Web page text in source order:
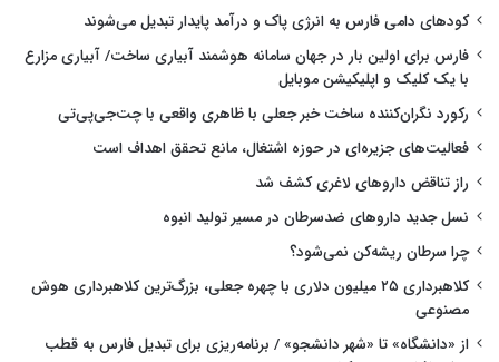
کودهای دامی فارس به انرژی پاک و درآمد پایدار تبدیل می‌شوند
فارس برای اولین بار در جهان سامانه هوشمند آبیاری ساخت/ آبیاری مزارع
با یک کلیک و اپلیکیشن موبایل
رکورد نگران‌کننده ساخت خبر جعلی با ظاهری واقعی با چت‌جی‌پی‌تی
فعالیت‌های جزیره‌ای در حوزه اشتغال، مانع تحقق اهداف است
راز تناقض داروهای لاغری کشف شد
نسل جدید داروهای ضدسرطان در مسیر تولید انبوه
چرا سرطان ریشه‌کن نمی‌شود؟
کلاهبرداری ۲۵ میلیون دلاری با چهره جعلی، بزرگ‌ترین کلاهبرداری هوش
مصنوعی
از «دانشگاه» تا «شهر دانشجو» / برنامه‌ریزی برای تبدیل فارس به قطب